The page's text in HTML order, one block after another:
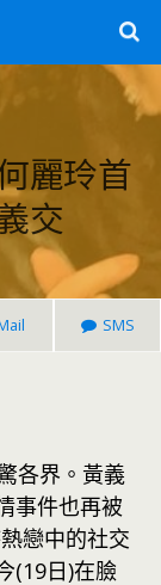
麗玲首
交
SMS
各界。黃義
事件也再被
戀中的社交
(19日)在臉